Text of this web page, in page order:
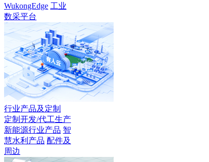
WukongEdge 工业
数采平台
行业产品及定制
定制开发/代工生产
新能源行业产品 智
慧水利产品 配件及
周边